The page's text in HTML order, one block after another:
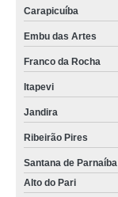
Carapicuíba
Embu das Artes
Franco da Rocha
Itapevi
Jandira
Ribeirão Pires
Santana de Parnaíba
Alto do Pari